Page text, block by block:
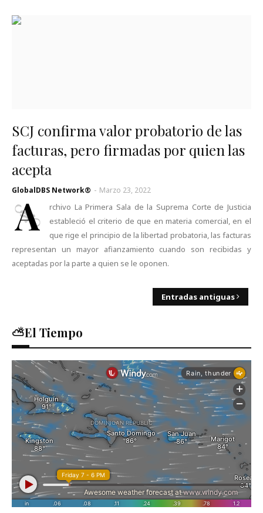
SCJ confirma valor probatorio de las
facturas, pero firmadas por quien las
acepta
GlobalDBS Network® - Marzo 23, 2022
A
rchivo La Primera Sala de la Suprema Corte de Justicia
estableció el criterio de que en materia comercial, en el
que rige el principio de la libertad probatoria, las facturas
representan un mayor afianzamiento cuando son recibidas y
aceptadas por la parte a quien se le oponen.
Entradas antiguas
⛅El Tiempo